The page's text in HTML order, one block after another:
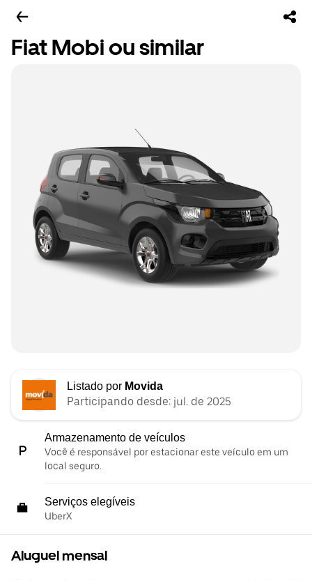
Fiat Mobi ou similar
Listado por Movida
Participando desde: jul. de 2025
Armazenamento de veículos
Você é responsável por estacionar este veículo em um
local seguro.
Serviços elegíveis
UberX
Aluguel mensal